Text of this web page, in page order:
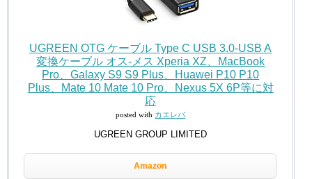
UGREEN OTG ケーブル Type C USB 3.0-USB A
変換ケーブル オス-メス Xperia XZ、MacBook
Pro、Galaxy S9 S9 Plus、Huawei P10 P10
Plus、Mate 10 Mate 10 Pro、Nexus 5X 6P等に対
応
posted with カエレバ
UGREEN GROUP LIMITED
Amazon